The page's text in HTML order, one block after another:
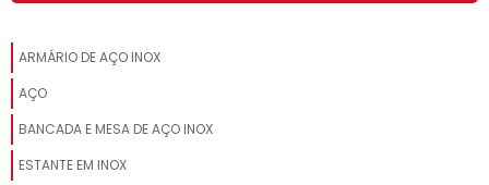
ARMÁRIO DE AÇO PREÇO OSASCO
ARMÁRIO DE AÇO 02 PORTAS OSASCO
ARMÁRIO DE AÇO INOX
AÇO
BANCADA E MESA DE AÇO INOX
ESTANTE EM INOX